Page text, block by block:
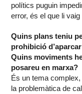
polítics puguin
error, és el que li
Quins plans teniu
prohibició
Quins moviments
posareu en marxa?
És un tema
la problemàtica de